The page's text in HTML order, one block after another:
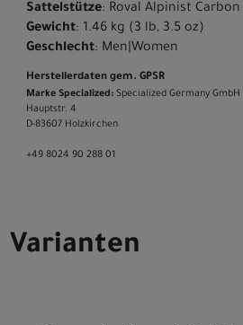
Sattelstütze: Roval Alpinist
Gewicht: 1.46 kg (3 lb, 3.5 oz)
Geschlecht: Men|Women
Herstellerdaten gem. GPSR
Marke Specialized: Specialized Germany GmbH
Hauptstr. 4
D-83607 Holzkirchen
+49 8024 90 288 01
Varianten